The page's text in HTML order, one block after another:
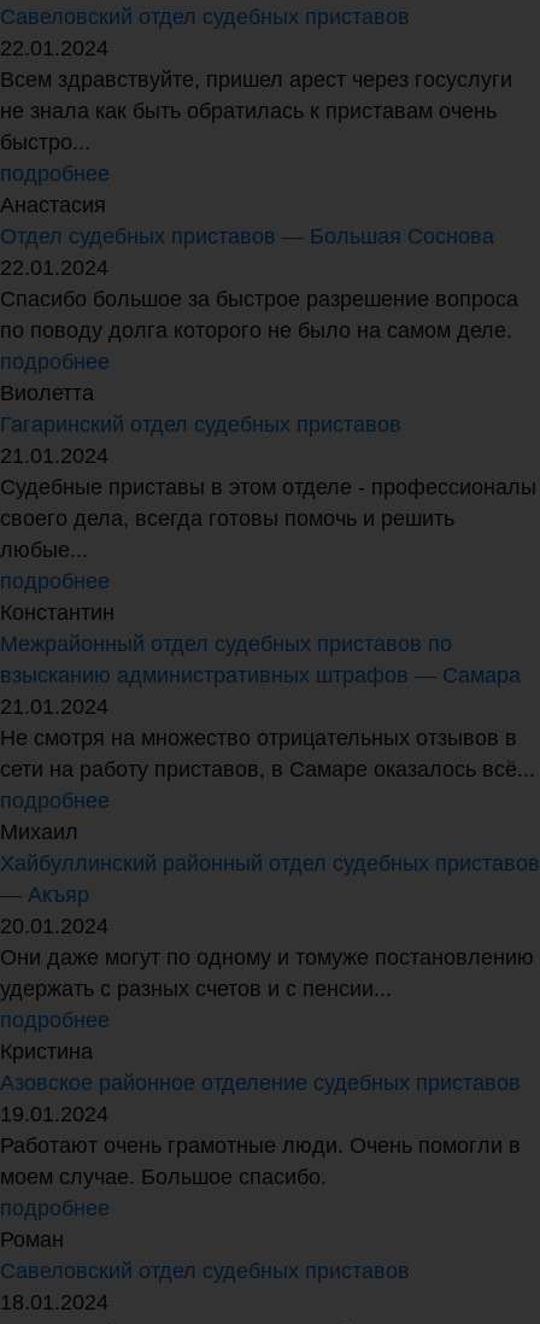
Савеловский отдел судебных приставов
22.01.2024
Всем здравствуйте, пришел арест через госуслуги
не знала как быть обратилась к приставам очень
быстро...
подробнее
Анастасия
Отдел судебных приставов — Большая Соснова
22.01.2024
Спасибо большое за быстрое разрешение вопроса
по поводу долга которого не было на самом деле.
подробнее
Виолетта
Гагаринский отдел судебных приставов
21.01.2024
Судебные приставы в этом отделе - профессионалы
своего дела, всегда готовы помочь и решить
любые...
подробнее
Константин
Межрайонный отдел судебных приставов по
взысканию административных штрафов — Самара
21.01.2024
Не смотря на множество отрицательных отзывов в
сети на работу приставов, в Самаре оказалось всё...
подробнее
Михаил
Хайбуллинский районный отдел судебных приставов
— Акъяр
20.01.2024
Они даже могут по одному и томуже постановлению
удержать с разных счетов и с пенсии...
подробнее
Кристина
Азовское районное отделение судебных приставов
19.01.2024
Работают очень грамотные люди. Очень помогли в
моем случае. Большое спасибо.
подробнее
Роман
Савеловский отдел судебных приставов
18.01.2024